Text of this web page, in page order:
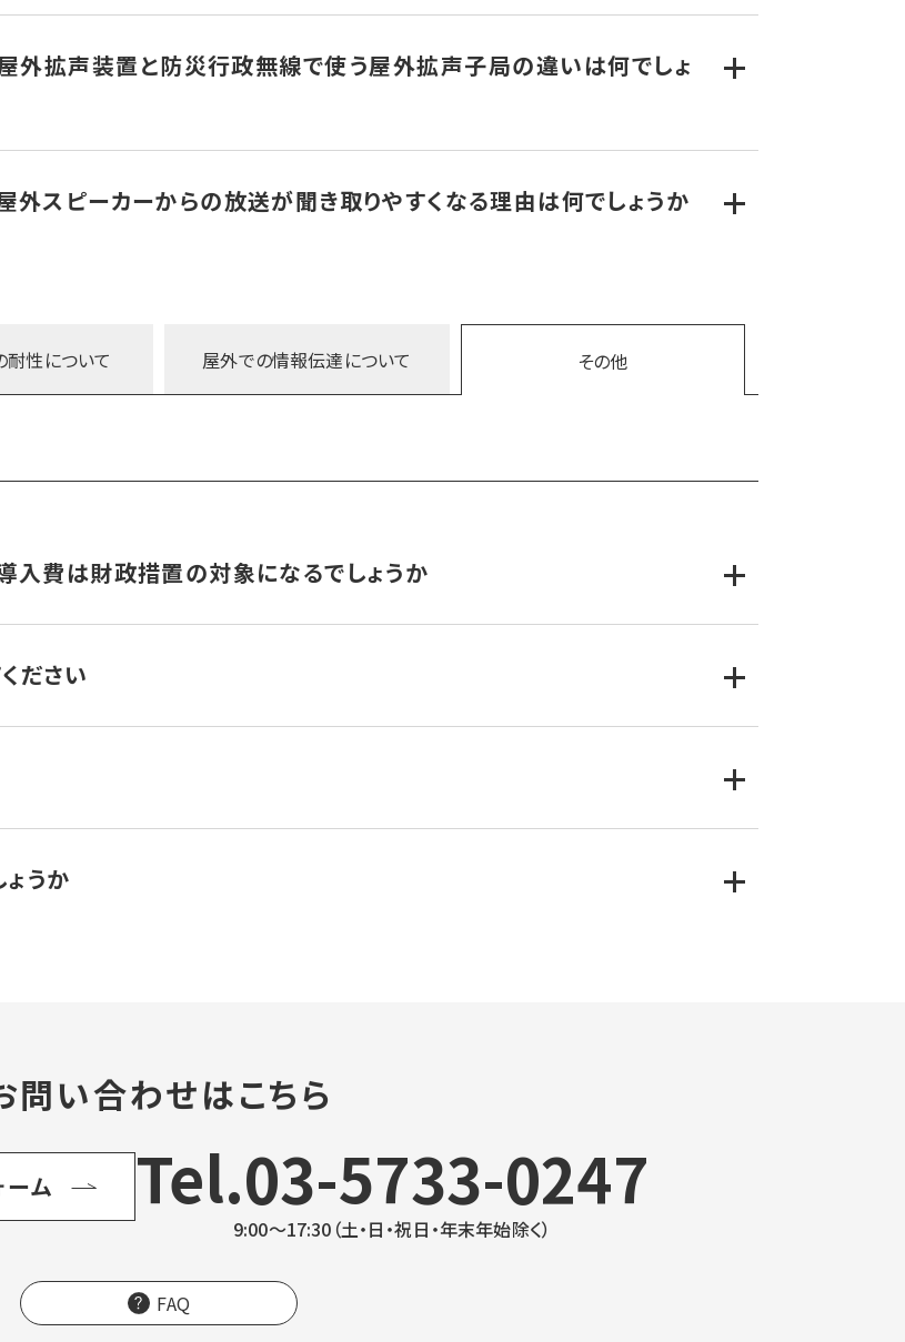
なく屋外拡声子局でも利用されています。屋外放送がクリアで聞き取りやすいという評価をいた
拡声装置と防災行政無線で使う屋外拡声子局の違いは何でしょ
あるため、受信トラブルは皆無です。
テナは約50cmのホイップアンテナ（棒）のため、強風や地震でアンテナの向きが変わったりするこ
スピーカーからの放送が聞き取りやすくなる理由は何でしょうか
ル電波で送信される過程で圧縮処理をすることで、どうしても劣化してしまいます。これが屋外スピ
耐性について 屋外での情報伝達について その他
費は財政措置の対象になるでしょうか
戸別受信機の新規導入の場合も、既設屋外拡声子局の更新（280MHzへの転換）の場合も活用
スケジュールを立てておくことをお勧めします。
ださい
り9,000万円（寒冷地を除く）、
ボラ、緊急速報メール・登録制メール・SNS・HPアップ対応、庁舎外副配信局）一式で2,500万円、
既設流用と建て替え新設とで工事単価が大きく異なります。④戸別受信機は単純に単価×台数と
事請負に含めると5％ほどアップします。
前は受信料が発生するタイプの防災ラジオ（第一世代防災ラジオ）もありましたが、現在は受信料
うか
問い合わせはこちら
ム Tel.03-5733-0247
9:00～17:30（土・日・祝日・年末年始除く）
FAQ